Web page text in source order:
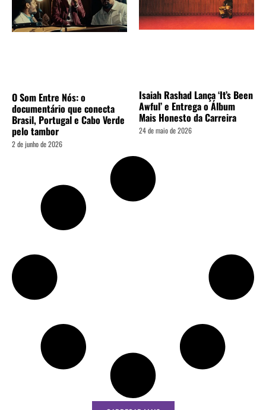
O Som Entre Nós: o
documentário que conecta
Brasil, Portugal e Cabo Verde
pelo tambor
2 de junho de 2026
Isaiah Rashad Lança ‘It’s Been
Awful’ e Entrega o Álbum
Mais Honesto da Carreira
24 de maio de 2026